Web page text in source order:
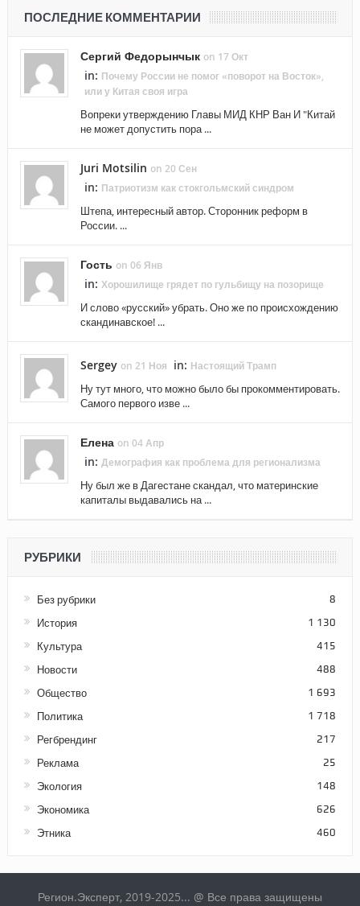
ПОСЛЕДНИЕ КОММЕНТАРИИ
Сергий Федорынчык on 17 Окт
in: Почему России не помог «поворот на Восток»,
или у Китая своя игра
Вопреки утверждению Главы МИД КНР Ван И "Китай
не может допустить пора ...
Juri Motsilin on 20 Сен
in: Патриотизм как стокгольмский синдром
Штепа, интересный автор. Сторонник реформ в
России. ...
Гость on 06 Янв
in: Хорошилище грядет по гульбищу на позорище
И слово «русский» убрать. Оно же по происхождению
скандинавское! ...
Sergey on 21 Ноя in: Настоящий Трамп
Ну тут много, что можно было бы прокомментировать.
Самого первого изве ...
Елена on 04 Апр
in: Демография как проблема для регионализма
Ну был же в Дагестане скандал, что материнские
капиталы выдавались на ...
РУБРИКИ
Без рубрики 8
История 1 130
Культура 415
Новости 488
Общество 1 693
Политика 1 718
Регбрендинг 217
Реклама 25
Экология 148
Экономика 626
Этника 460
Регион.Эксперт, 2019-2025... @ Все права защищены